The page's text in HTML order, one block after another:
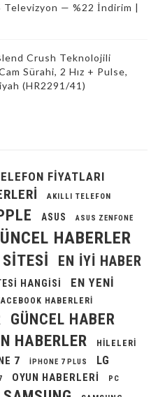
Televizyon — %22 İndirim |
Crush Teknolojili
Sürahi, 2 Hız + Pulse,
(HR2291/41)
FIYATLARI
AKILLI TELEFON
ASUS ASUS ZENFONE
HABERLER
SITESI
EN IYI HABER
HANGISI
EN YENI
HABERLERI
GÜNCEL HABER
HABERLER
HILELERI
7 IPHONE 7 PLUS LG
OYUN HABERLERI PC